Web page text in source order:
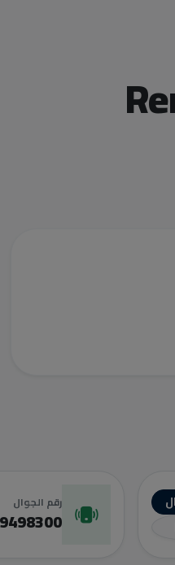
رقم الجوال